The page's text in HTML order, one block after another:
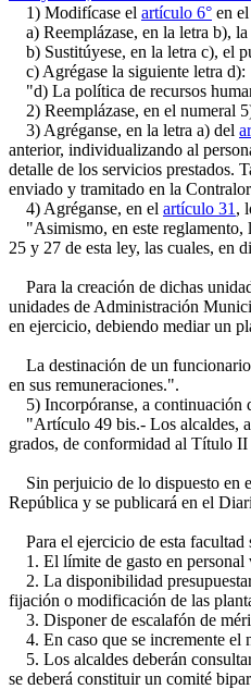
1) Modifícase el artículo 6° en
a) Reemplázase, en la letra b),
b) Sustitúyese, en la letra c), el
c) Agrégase la siguiente letra d):
"d) La política de recursos
2) Reemplázase, en el numeral
3) Agréganse, en la letra a) del
anterior, individualizando al
detalle de los servicios prestados.
enviado y tramitado en la
4) Agréganse, en el artículo 31 ,
"Asimismo, en este reglamento,
25 y 27 de esta ley, las cuales, en
Para la creación de dichas
unidades de Administración
en ejercicio, debiendo mediar un
La destinación de un funcionario
en sus remuneraciones.".
5) Incorpóranse, a continuación
"Artículo 49 bis.- Los alcaldes, a
grados, de conformidad al Título
Sin perjuicio de lo dispuesto en
República y se publicará en el
Para el ejercicio de esta facultad
1. El límite de gasto en personal
2. La disponibilidad
fijación o modificación de las
3. Disponer de escalafón de
4. En caso que se incremente el
5. Los alcaldes deberán
se deberá constituir un comité